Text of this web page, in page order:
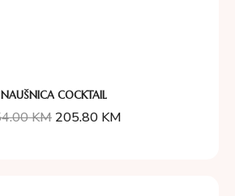
NAUŠNICA COCKTAIL
KM 205.80 KM